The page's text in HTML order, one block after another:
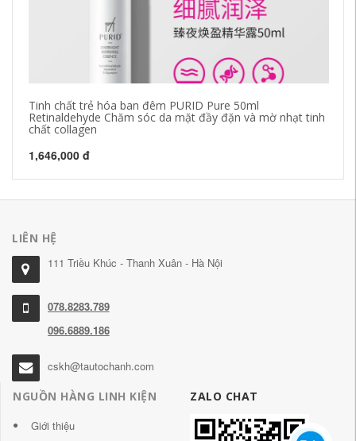
Tinh chất trẻ hóa ban đêm PURID Pure 50ml
Retinaldehyde Chăm sóc da mặt đầy đặn và mờ nhạt tinh
chất collagen
1,646,000 đ
LIÊN HỆ
111 Triều Khúc - Thanh Xuân - Hà Nội
078.8283.789
096.6889.186
cskh@tautochanh.com
NGUỒN HÀNG LINH KIỆN
Giới thiệu
ZALO CHAT